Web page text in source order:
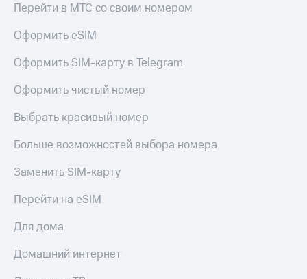
Перейти в МТС со своим номером
Оформить eSIM
Оформить SIM-карту в Telegram
Оформить чистый номер
Выбрать красивый номер
Больше возможностей выбора номера
Заменить SIM-карту
Перейти на eSIM
Для дома
Домашний интернет